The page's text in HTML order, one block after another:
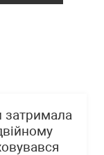
затримала